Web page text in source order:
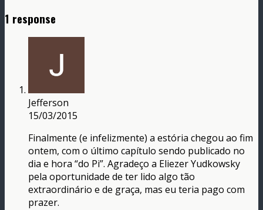
1 response
Jefferson
15/03/2015
Finalmente (e infelizmente) a estória chegou ao fim
ontem, com o último capítulo sendo publicado no
dia e hora “do Pi”. Agradeço a Eliezer Yudkowsky
pela oportunidade de ter lido algo tão
extraordinário e de graça, mas eu teria pago com
prazer.